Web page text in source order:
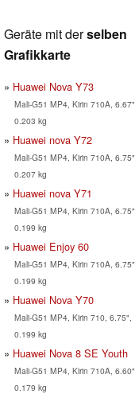
Geräte mit derselben
Grafikkarte
Huawei Nova Y73
Mali-G51 MP4, Kirin 710A, 6.67",
0.203 kg
Huawei nova Y72
Mali-G51 MP4, Kirin 710A, 6.75",
0.207 kg
Huawei nova Y71
Mali-G51 MP4, Kirin 710A, 6.75",
0.199 kg
Huawei Enjoy 60
Mali-G51 MP4, Kirin 710A, 6.75",
0.199 kg
Huawei Nova Y70
Mali-G51 MP4, Kirin 710, 6.75",
0.199 kg
Huawei Nova 8 SE Youth
Mali-G51 MP4, Kirin 710A, 6.60",
0.179 kg